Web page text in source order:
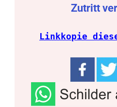
Zutritt
Linkkopie